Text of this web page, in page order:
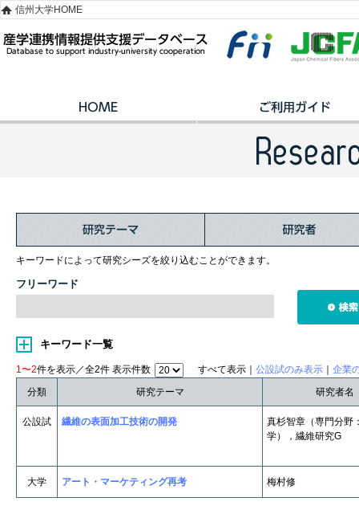
信州大学HOME
キーワードによって研究シーズを絞り込むことができます。
フリーワード
キーワード一覧
1〜2件を表示／全2件 表示件数 すべて表示｜ 公設試のみ表示
企業
分類
研究テーマ 研究者名
公設試 繊維の表面加工技術の開発
真杉智章（専門分野
学），繊維研究G
大学 アート・マーケティング再考 梅村修